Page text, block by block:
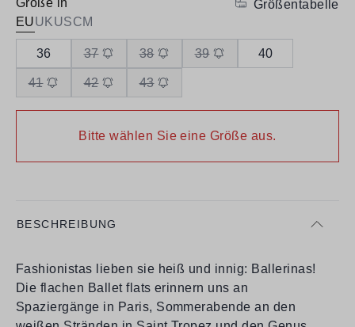
EUUKUSCM
Größentabelle
36 37 38 39 40
41 42 43
Bitte wählen Sie eine Größe aus.
BESCHREIBUNG
Fashionistas lieben sie heiß und innig: Ballerinas!
Die flachen Ballet flats erinnern uns an
Spaziergänge in Paris, Sommerabende an den